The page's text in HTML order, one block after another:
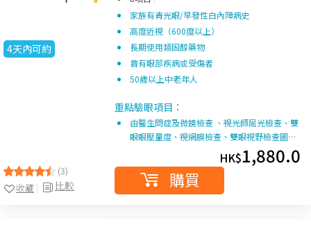
4天內可約
(3)
比較
收藏
家族有青光眼/早發性白內障病史
高度近視（600度以上）
長期使用類固醇藥物
曾有眼部疾病或受傷者
50歲以上中老年人
重點驗眼項目：
由醫生問症及微鏡檢查 、視光師屈光檢查、雙
眼眼壓量度、視網膜檢查、雙眼視野檢查圖…
HK$1,880.0
購買